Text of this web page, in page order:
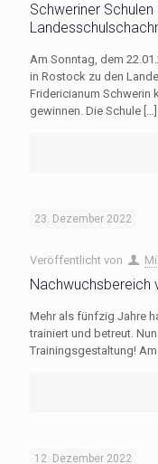
Schweriner
Am Sonntag, dem
in Rostock zu den
Fridericianum Schwerin
gewinnen. Die Schule […]
23. Dezember 2022
Veröffentlicht von
Nachwuchsbereich
Mehr als fünfzig Jahre
trainiert und betreut.
Trainingsgestaltung!
12. Dezember 2022